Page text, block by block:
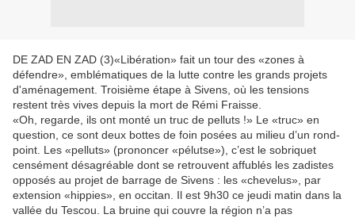
DE ZAD EN ZAD (3)«Libération» fait un tour des «zones à
défendre», emblématiques de la lutte contre les grands projets
d'aménagement. Troisième étape à Sivens, où les tensions
restent très vives depuis la mort de Rémi Fraisse.
«Oh, regarde, ils ont monté un truc de pelluts !» Le «truc» en
question, ce sont deux bottes de foin posées au milieu d’un rond-
point. Les «pelluts» (prononcer «pélutse»), c’est le sobriquet
censément désagréable dont se retrouvent affublés les zadistes
opposés au projet de barrage de Sivens : les «chevelus», par
extension «hippies», en occitan. Il est 9h30 ce jeudi matin dans la
vallée du Tescou. La bruine qui couvre la région n’a pas